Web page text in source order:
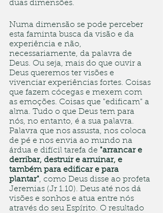
duas dimensões.
Numa dimensão se pode perceber
esta faminta busca da visão e da
experiência e não,
necessariamente, da palavra de
Deus. Ou seja, mais do que ouvir a
Deus queremos ter visões e
vivenciar experiências fortes. Coisas
que fazem cócegas e mexem com
as emoções. Coisas que "edificam" a
alma. Tudo o que Deus tem para
nós, no entanto, é a sua palavra.
Palavra que nos assusta, nos coloca
de pé e nos envia ao mundo na
árdua e difícil tarefa de "arrancar e
derribar, destruir e arruinar, e
também para edificar e para
plantar", como Deus disse ao profeta
Jeremias (Jr 1.10). Deus até nos dá
visões e sonhos e atua entre nós
através do seu Espírito. O resultado